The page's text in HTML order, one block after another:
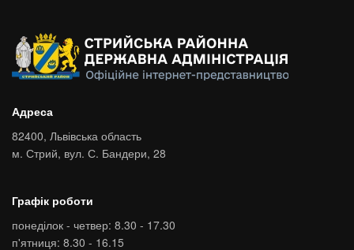
Адреса
82400, Львівська область
м. Стрий, вул. С. Бандери, 28
Графік роботи
понеділок - четвер: 8.30 - 17.30
п'ятниця: 8.30 - 16.15